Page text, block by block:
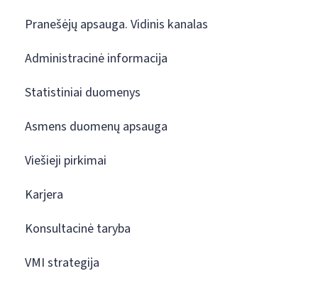
Pranešėjų apsauga. Vidinis kanalas
Administracinė informacija
Statistiniai duomenys
Asmens duomenų apsauga
Viešieji pirkimai
Karjera
Konsultacinė taryba
VMI strategija